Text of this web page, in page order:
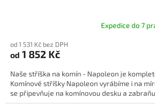
Expedice do 7
od 1 531 Kč bez DPH
od 1 852 Kč
Naše stříška na komín - Napoleon je
Komínové stříšky Napoleon vyrábíme i na
se připevňuje na komínovou desku a